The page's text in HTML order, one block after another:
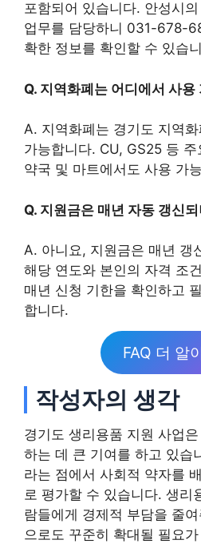
포함되어 있습니다. 안성시
업무를 담당하니 031-678-
확한 정보를 확인할 수 있습
Q. 지역화폐는 어디에서 사용
A. 지역화폐는 경기도 지역
가능합니다. CU, GS25 등
약국 및 마트에서도 사용 가
Q. 지원금은 매년 자동 갱신
A. 아니요, 지원금은 매년 갱
해당 연도와 본인의 자격 조
매년 신청 기한을 확인하고
합니다.
FAQ 더 알
작성자의 생각
경기도 생리용품 지원 사업
하는 데 큰 기여를 하고 있습
라는 점에서 사회적 약자를
로 평가할 수 있습니다. 생리
람들에게 경제적 부담을 줄
으로도 꾸준히 확대될 필요